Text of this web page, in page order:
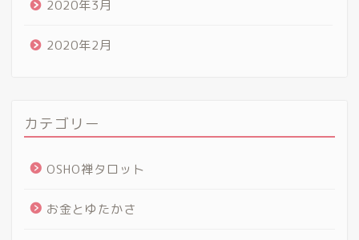
2020年3月
2020年2月
カテゴリー
OSHO禅タロット
お金とゆたかさ